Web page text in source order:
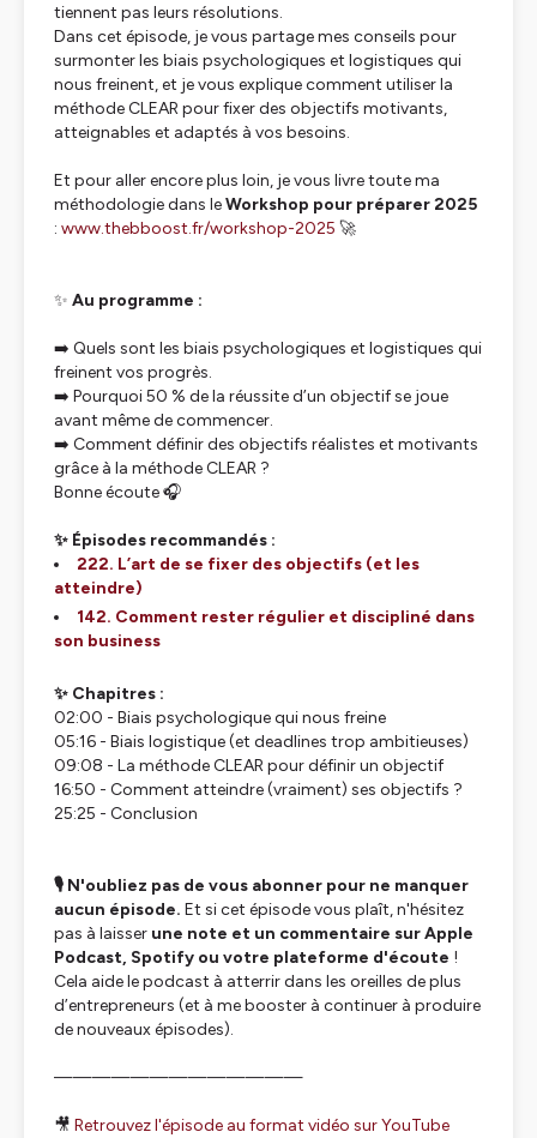
tiennent pas leurs résolutions.
Dans cet épisode, je vous partage mes conseils pour
surmonter les biais psychologiques et logistiques qui
nous freinent, et je vous explique comment utiliser la
méthode CLEAR pour fixer des objectifs motivants,
atteignables et adaptés à vos besoins.
Et pour aller encore plus loin, je vous livre toute ma
méthodologie dans leWorkshop pour préparer 2025
: www.thebboost.fr/workshop-2025 🚀
✨ Au programme :
➡️ Quels sont les biais psychologiques et logistiques qui
freinent vos progrès.
➡️ Pourquoi 50 % de la réussite d’un objectif se joue
avant même de commencer.
➡️ Comment définir des objectifs réalistes et motivants
grâce à la méthode CLEAR ?
Bonne écoute 🎧
✨ Épisodes recommandés :
222. L’art de se fixer des objectifs (et les
atteindre)
142. Comment rester régulier et discipliné dans
son business
✨ Chapitres :
02:00 - Biais psychologique qui nous freine
05:16 - Biais logistique (et deadlines trop ambitieuses)
09:08 - La méthode CLEAR pour définir un objectif
16:50 - Comment atteindre (vraiment) ses objectifs ?
25:25 - Conclusion
🎙️ N'oubliez pas de vous abonner pour ne manquer
aucun épisode. Et si cet épisode vous plaît, n'hésitez
pas à laisser une note et un commentaire sur Apple
Podcast, Spotify ou votre plateforme d'écoute !
Cela aide le podcast à atterrir dans les oreilles de plus
d’entrepreneurs (et à me booster à continuer à produire
de nouveaux épisodes).
—————————————
🎥 Retrouvez l'épisode au format vidéo sur YouTube